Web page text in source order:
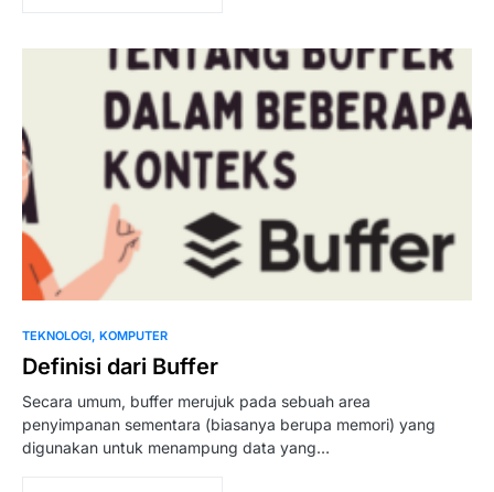
TEKNOLOGI KOMPUTER
Definisi dari Buffer
Secara umum, buffer merujuk pada sebuah area
penyimpanan sementara (biasanya berupa memori) yang
digunakan untuk menampung data yang…